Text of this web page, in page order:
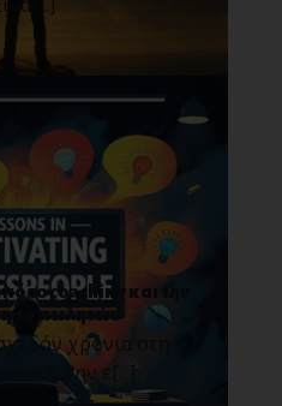
το coaching και την
πωλητών
χρόνια στη
την ε[...]